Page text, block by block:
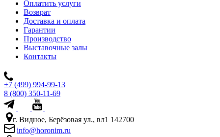
Оплатить услуги
Возврат
Доставка и оплата
Гарантии
Производство
Выставочные залы
Контакты
+7 (499) 994-99-13
8 (800) 350-11-69
г. Видное, Берёзовая ул., вл1 142700
info@horonim.ru